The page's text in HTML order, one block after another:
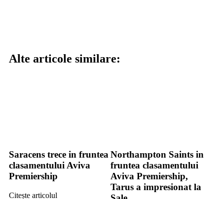
Alte articole similare:
Saracens trece in fruntea
clasamentului Aviva
Premiership
Citește articolul
Northampton Saints in
fruntea clasamentului
Aviva Premiership,
Tarus a impresionat la